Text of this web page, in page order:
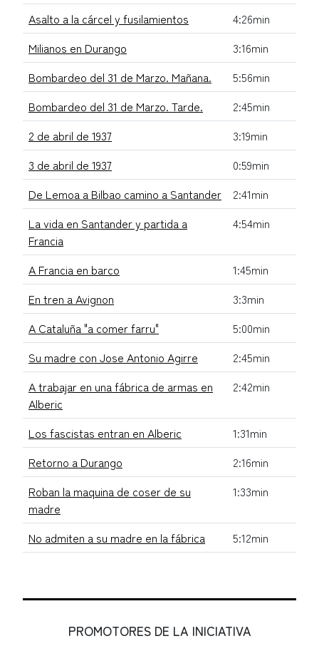
Asalto a la cárcel y fusilamientos
4:26min
Milianos en Durango
3:16min
Bombardeo del 31 de Marzo. Mañana.
5:56min
Bombardeo del 31 de Marzo. Tarde.
2:45min
2 de abril de 1937
3:19min
3 de abril de 1937
0:59min
De Lemoa a Bilbao camino a Santander
2:41min
La vida en Santander y partida a
Francia
4:54min
A Francia en barco
1:45min
En tren a Avignon
3:3min
A Cataluña "a comer farru"
5:00min
Su madre con Jose Antonio Agirre
2:45min
A trabajar en una fábrica de armas en
Alberic
2:42min
Los fascistas entran en Alberic
1:31min
Retorno a Durango
2:16min
Roban la maquina de coser de su
madre
1:33min
No admiten a su madre en la fábrica 5:12min
PROMOTORES DE LA INICIATIVA